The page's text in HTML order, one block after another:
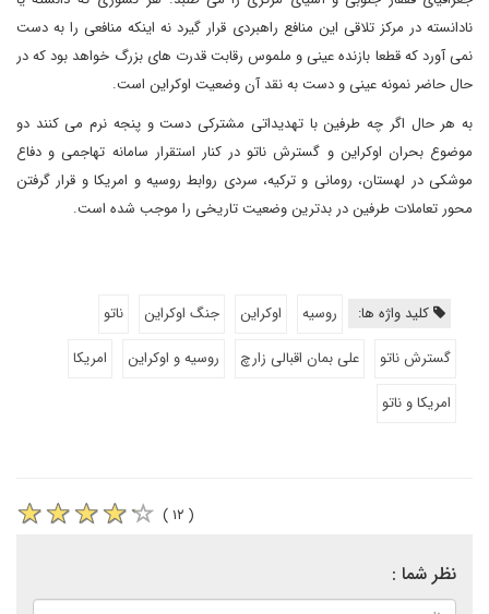
نادانسته در مرکز تلاقی این منافع راهبردی قرار گیرد نه اینکه منافعی را به دست
نمی آورد که قطعا بازنده عینی و ملموس رقابت قدرت های بزرگ خواهد بود که در
حال حاضر نمونه عینی و دست به نقد آن وضعیت اوکراین است.
به هر حال اگر چه طرفین با تهدیداتی مشترکی دست و پنجه نرم می کنند دو
موضوع بحران اوکراین و گسترش ناتو در کنار استقرار سامانه تهاجمی و دفاع
موشکی در لهستان، رومانی و ترکیه، سردی روابط روسیه و امریکا و قرار گرفتن
محور تعاملات طرفین در بدترین وضعیت تاریخی را موجب شده است.
کلید واژه ها: روسیه اوکراین جنگ اوکراین
ناتو
گسترش ناتو
علی بمان اقبالی زارچ روسیه و اوکراین
امریکا
امریکا و ناتو
( ۱۲ )
نظر شما :